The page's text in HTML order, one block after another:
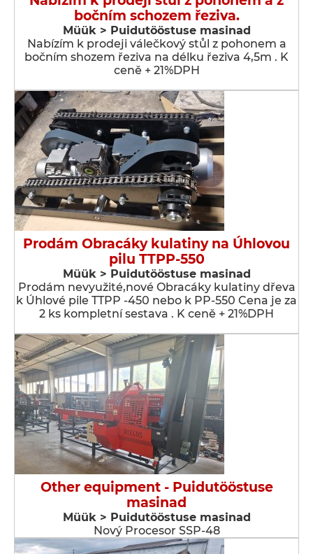
bočním schozem řeziva.
Müük > Puidutööstuse masinad
Nabízím k prodeji válečkový stůl z pohonem a
bočním shozem řeziva na délku řeziva 4,5m . K
ceně + 21%DPH
Prodám Obracáky kulatiny na Úhlovou
pilu TTPP-550
Müük > Puidutööstuse masinad
Prodám nevyužité,nové Obracáky kulatiny dřeva
k Úhlové pile TTPP -450 nebo k PP-550 Cena je za
2 ks kompletní sestava . K ceně + 21%DPH
Other equipment - Puidutööstuse
masinad
Müük > Puidutööstuse masinad
Nový Procesor SSP-48